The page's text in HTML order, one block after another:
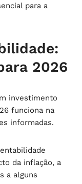
para a
2026
investimento
funciona na
informadas.
da inflação, a
a alguns